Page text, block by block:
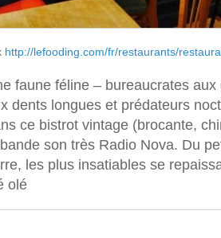
http://lefooding.com/fr/restaurants/
faune féline – bureaucrates
dents longues et prédateurs
ce bistrot vintage (brocante,
bande son très Radio Nova. Du
les plus insatiables se
olé